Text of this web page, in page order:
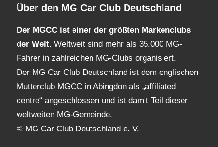
Über den MG Car Club Deutschland
Der MGCC ist einer der größten Markenclubs
der Welt. Weltweit sind mehr als 35.000 MG-
Fahrer in zahlreichen MG-Clubs organisiert.
Der MG Car Club Deutschland ist dem englischen
Mutterclub MGCC in Abingdon als „affiliated
centre“ angeschlossen und ist damit Teil dieser
weltweiten MG-Gemeinde.
© MG Car Club Deutschland e. V.